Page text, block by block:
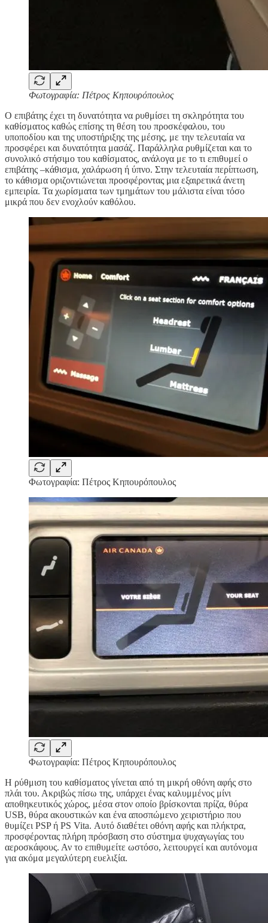
Φωτογραφία: Πέτρος Κηπουρόπουλος
Ο επιβάτης έχει τη δυνατότητα να ρυθμίσει τη σκληρότητα του
καθίσματος καθώς επίσης τη θέση του προσκέφαλου, του
υποποδίου και της υποστήριξης της μέσης, με την τελευταία να
προσφέρει και δυνατότητα μασάζ. Παράλληλα ρυθμίζεται και το
συνολικό στήσιμο του καθίσματος, ανάλογα με το τι επιθυμεί ο
επιβάτης –κάθισμα, χαλάρωση ή ύπνο. Στην τελευταία περίπτωση,
το κάθισμα οριζοντιώνεται προσφέροντας μια εξαιρετικά άνετη
εμπειρία. Τα χωρίσματα των τμημάτων του μάλιστα είναι τόσο
μικρά που δεν ενοχλούν καθόλου.
Φωτογραφία: Πέτρος Κηπουρόπουλος
Φωτογραφία: Πέτρος Κηπουρόπουλος
Η ρύθμιση του καθίσματος γίνεται από τη μικρή οθόνη αφής στο
πλάι του. Ακριβώς πίσω της, υπάρχει ένας καλυμμένος μίνι
αποθηκευτικός χώρος, μέσα στον οποίο βρίσκονται πρίζα, θύρα
USB, θύρα ακουστικών και ένα αποσπώμενο χειριστήριο που
θυμίζει PSP ή PS Vita. Αυτό διαθέτει οθόνη αφής και πλήκτρα,
προσφέροντας πλήρη πρόσβαση στο σύστημα ψυχαγωγίας του
αεροσκάφους. Αν το επιθυμείτε ωστόσο, λειτουργεί και αυτόνομα
για ακόμα μεγαλύτερη ευελιξία.